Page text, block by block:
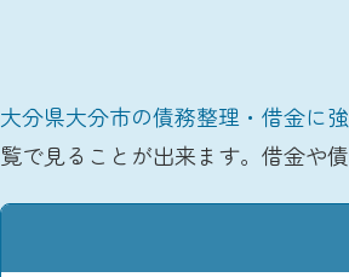
大分県大分市の債務整理・借金に
覧で見ることが出来ます。借金や